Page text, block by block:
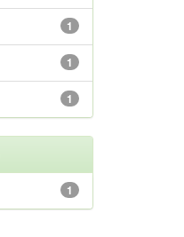
1
1
1
1